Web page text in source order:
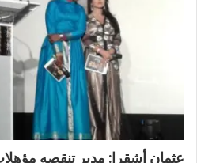
عثمان أشقرا: مدير تنقصه